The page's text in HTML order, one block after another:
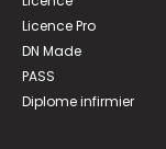
Licence Pro
DN Made
PASS
Diplome infirmier